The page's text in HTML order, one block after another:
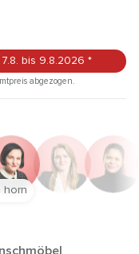
bis 9.8.2026 *
abgezogen.
horn